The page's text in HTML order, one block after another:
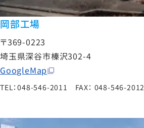
岡部工場
〒369-0223
埼玉県深谷市榛沢302-4
GoogleMap
TEL：048-546-2011 FAX： 048-546-2012